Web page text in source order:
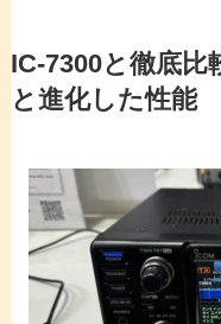
IC-7300と徹底比
と進化した性能